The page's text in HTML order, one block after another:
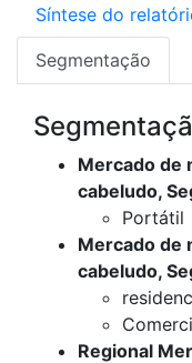
Síntese do
Segmentação
Mercado de
cabeludo,
Portátil
Mercado de
cabeludo,
Regional